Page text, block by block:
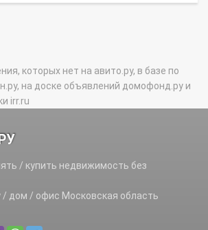
которых нет на авито.ру, в базе по
на доске объявлений домофонд.ру и
irr.ru
/ купить недвижимость без
/ дом / офис Московская область